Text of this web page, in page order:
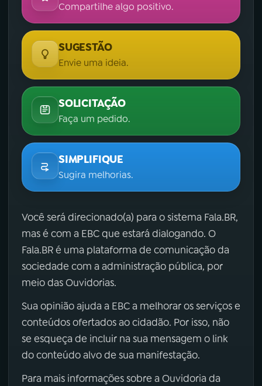
Compartilhe algo positivo.
SUGESTÃO
Envie uma ideia.
SOLICITAÇÃO
Faça um pedido.
SIMPLIFIQUE
Sugira melhorias.
Você será direcionado(a) para o sistema Fala.BR,
mas é com a EBC que estará dialogando. O
Fala.BR é uma plataforma de comunicação da
sociedade com a administração pública, por
meio das Ouvidorias.
Sua opinião ajuda a EBC a melhorar os serviços e
conteúdos ofertados ao cidadão. Por isso, não
se esqueça de incluir na sua mensagem o link
do conteúdo alvo de sua manifestação.
Para mais informações sobre a Ouvidoria da